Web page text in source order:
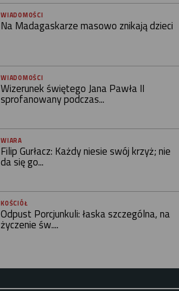
WIADOMOŚCI
Na Madagaskarze masowo znikają dzieci
WIADOMOŚCI
Wizerunek świętego Jana Pawła II
sprofanowany podczas...
WIARA
Filip Gurłacz: Każdy niesie swój krzyż; nie
da się go...
KOŚCIÓŁ
Odpust Porcjunkuli: łaska szczególna, na
życzenie św....